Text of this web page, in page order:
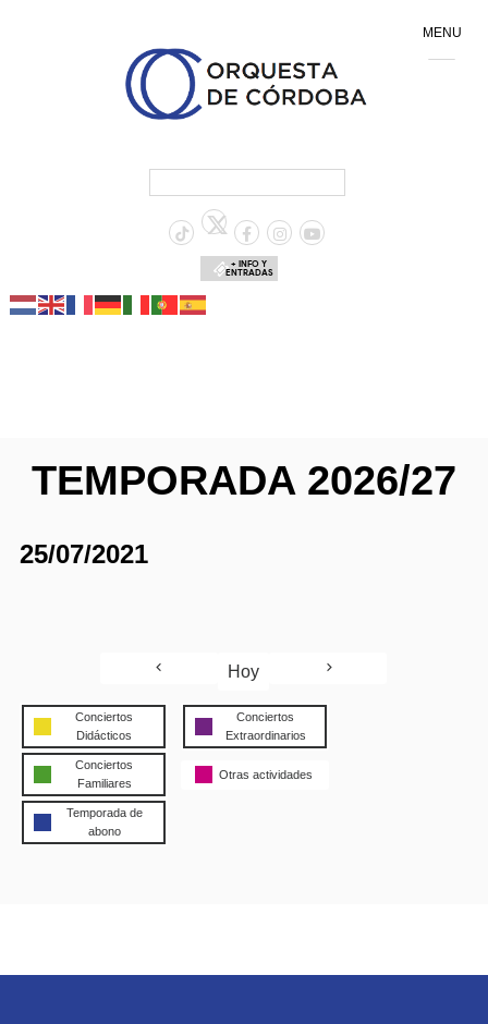
+ INFO Y
ENTRADAS
TEMPORADA 2026/27
25/07/2021
Hoy
Conciertos
Didácticos
Conciertos
Extraordinarios
Conciertos
Familiares
Otras actividades
Temporada de
abono
MENU